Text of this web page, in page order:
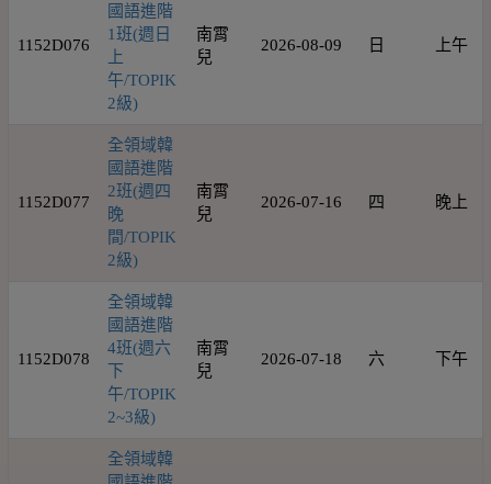
1152D076
國語進階
1班(週日
上
午/TOPIK
2級)
南霄
兒
2026-08-09 日 上午
1152D077
全領域韓
國語進階
2班(週四
晚
間/TOPIK
2級)
南霄
兒
2026-07-16 四 晚上
1152D078
全領域韓
國語進階
4班(週六
下
午/TOPIK
2~3級)
南霄
兒
2026-07-18 六 下午
全領域韓